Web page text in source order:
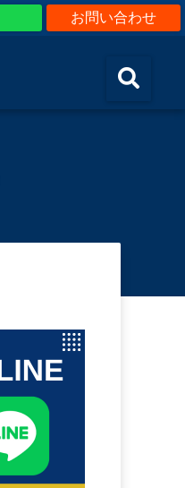
お問い合わせ